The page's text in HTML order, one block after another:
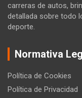
carreras de autos,
detallada sobre todo
deporte.
Normativa
Política de Cookies
Política de Privacidad